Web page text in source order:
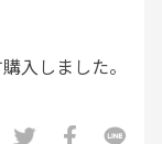
入しました。